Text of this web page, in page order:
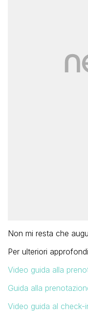
Non mi resta che
Per ulteriori
Video guida alla
Guida alla
Video guida al check-